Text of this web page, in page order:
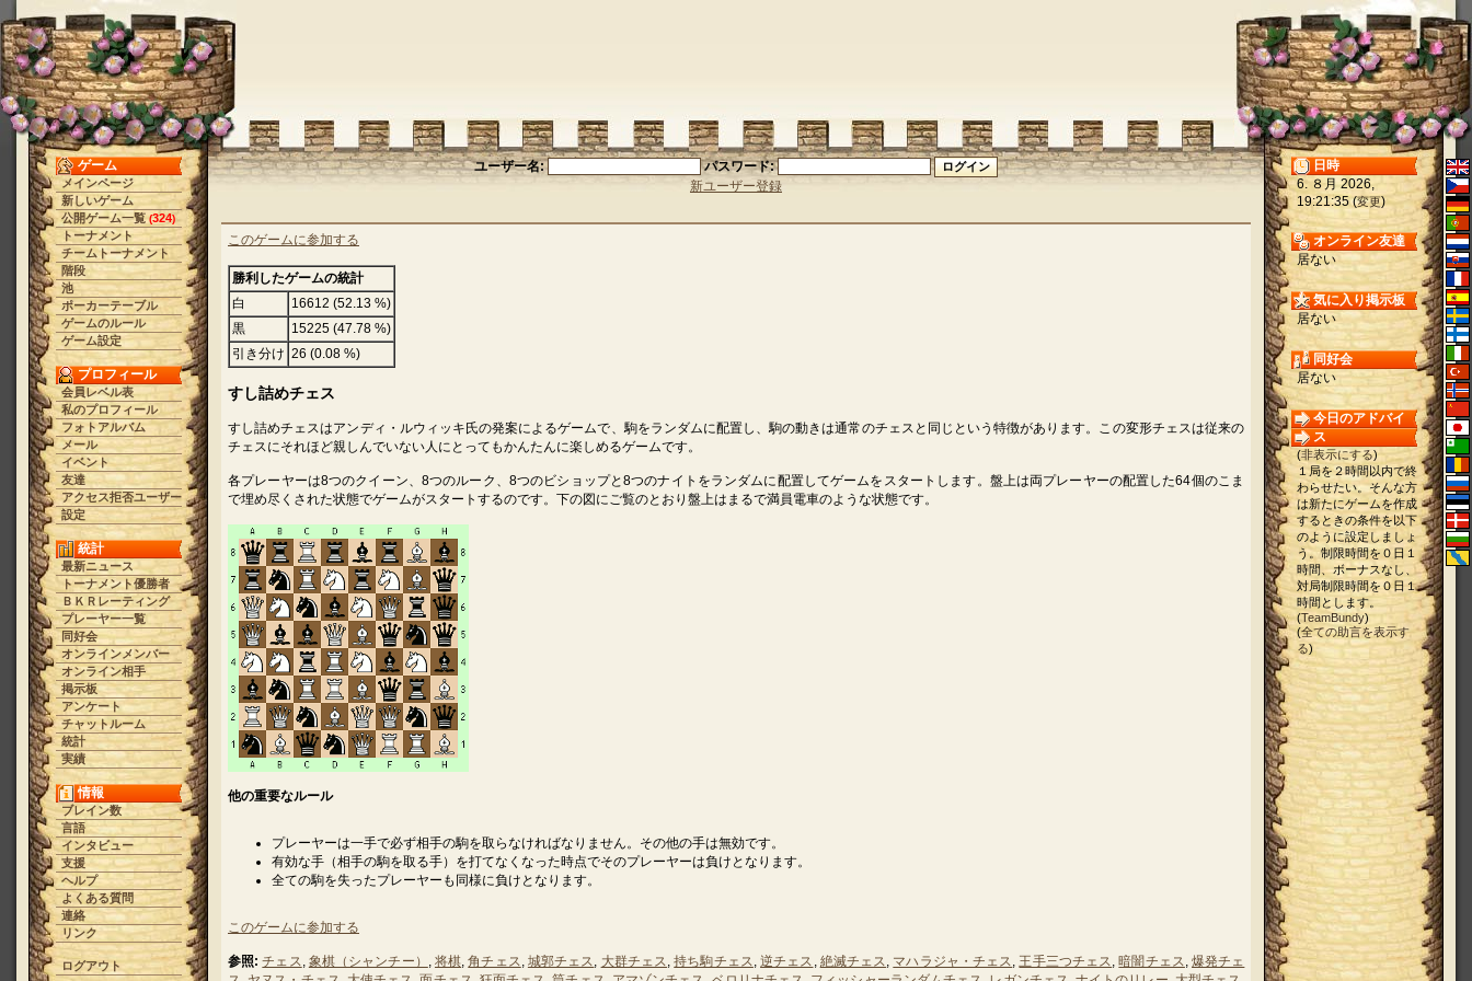
ゲーム
メインページ
新しいゲーム
公開ゲーム一覧 (324)
トーナメント
チームトーナメント
階段
池
ポーカーテーブル
ゲームのルール
ゲーム設定
プロフィール
会員レベル表
私のプロフィール
フォトアルバム
メール
イベント
友達
アクセス拒否ユーザー
設定
統計
最新ニュース
トーナメント優勝者
ＢＫＲレーティング
プレーヤー一覧
同好会
オンラインメンバー
オンライン相手
掲示板
アンケート
チャットルーム
統計
実績
情報
ブレイン数
言語
インタビュー
支援
ヘルプ
よくある質問
連絡
リンク
ログアウト
ユーザー名:
パスワード:
新ユーザー登録
このゲームに参加する
勝利したゲームの統計
白
16612 (52.13 %)
黒
15225 (47.78 %)
引き分け 26 (0.08 %)
すし詰めチェス
すし詰めチェスはアンディ・ルウィッキ氏の発案によるゲームで、駒をランダムに配置し、駒の動きは通常のチェスと同じという特徴があります。この変形チェスは従来の
チェスにそれほど親しんでいない人にとってもかんたんに楽しめるゲームです。
各プレーヤーは8つのクイーン、8つのルーク、8つのビショップと8つのナイトをランダムに配置してゲームをスタートします。盤上は両プレーヤーの配置した64個のこま
で埋め尽くされた状態でゲームがスタートするのです。下の図にご覧のとおり盤上はまるで満員電車のような状態です。
他の重要なルール
プレーヤーは一手で必ず相手の駒を取らなければなりません。その他の手は無効です。
有効な手（相手の駒を取る手）を打てなくなった時点でそのプレーヤーは負けとなります。
全ての駒を失ったプレーヤーも同様に負けとなります。
このゲームに参加する
参照: チェス, 象棋（シャンチー） , 将棋,角チェス, 城郭チェス, 大群チェス,持ち駒チェス,逆チェス , 絶滅チェス, マハラジャ・チェス, 王手三つチェス,暗闇チェス,爆発チェ
日時
6. ８月 2026,
19:21:35 (変更)
オンライン友達
居ない
気に入り掲示板
居ない
同好会
居ない
今日のアドバイ
ス
(非表示にする)
１局を２時間以内で終
わらせたい。そんな方
は新たにゲームを作成
するときの条件を以下
のように設定しましょ
う。制限時間を０日１
時間、ボーナスなし、
対局制限時間を０日１
時間とします。
(TeamBundy)
(全ての助言を表示す
る)